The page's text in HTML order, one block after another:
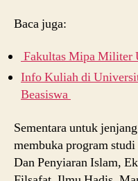
Baca juga:
Fakultas Mipa Militer
Info Kuliah di
Beasiswa
Sementara untuk
membuka program
Dan Penyiaran Islam,